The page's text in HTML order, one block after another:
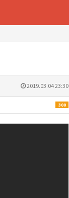
2019.03.04 23:30
300